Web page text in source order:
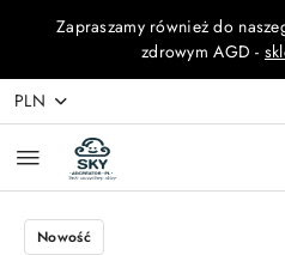
Przejdź do treści
Przejdź do wyszukiwarki
Przejdź do moje konto
Przejdź do menu
Przejdź do opisu
Przejdź do stopki
Zapraszamy również do
zdrowym AGD -
PLN
Nowość